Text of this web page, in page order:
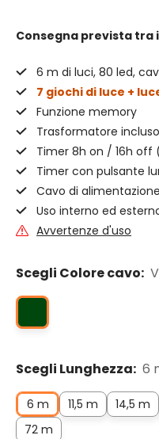
Consegna prevista tra
6 m di luci, 80 led,
7 giochi di luce +
Funzione memory
Trasformatore incluso
Timer 8h on / 16h off
Timer con pulsante
Cavo di
Uso interno ed
Avvertenze d'uso
Scegli Colore cavo:
Scegli Lunghezza: 6
6 m 11,5 m 14,5 m
72 m